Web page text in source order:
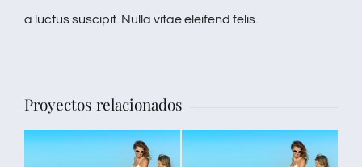
a luctus suscipit. Nulla vitae eleifend felis.
Proyectos relacionados